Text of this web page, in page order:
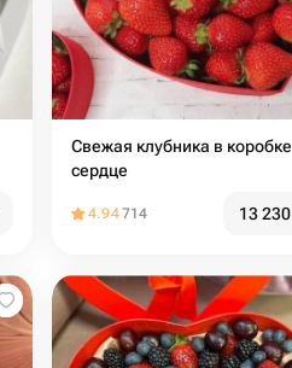
Свежая клубника в коробке
сердце
4.94714 13 230